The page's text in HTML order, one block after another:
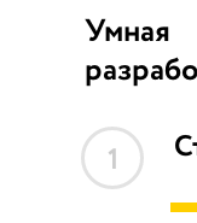
Умная
1